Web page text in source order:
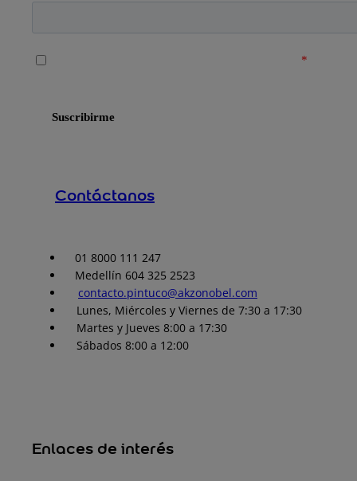
Contáctanos
01 8000 111 247
Medellín 604 325 2523
contacto.pintuco@akzonobel.com
Lunes, Miércoles y Viernes de 7:30 a 17:30
Martes y Jueves 8:00 a 17:30
Sábados 8:00 a 12:00
Enlaces de interés